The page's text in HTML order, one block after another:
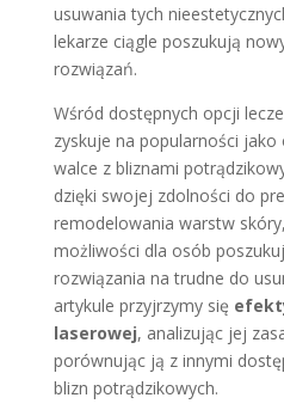
usuwania tych
lekarze ciągle poszukują
rozwiązań.
Wśród dostępnych opcji
zyskuje na popularności
walce z bliznami
dzięki swojej zdolności do
remodelowania warstw
możliwości dla osób
rozwiązania na trudne do
artykule przyjrzymy się
laserowej, analizując jej
porównując ją z innymi
blizn potrądzikowych.